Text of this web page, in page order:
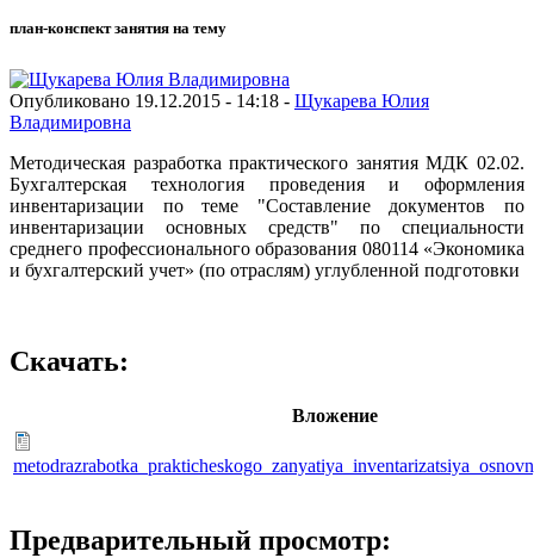
план-конспект занятия на тему
Опубликовано 19.12.2015 - 14:18 - Щукарева Юлия
Владимировна
Методическая разработка практического занятия МДК 02.02.
Бухгалтерская технология проведения и оформления
инвентаризации по теме "Составление документов по
инвентаризации основных средств" по специальности
среднего профессионального образования 080114 «Экономика
и бухгалтерский учет» (по отраслям) углубленной подготовки
Скачать:
Вложение
Предварительный просмотр: